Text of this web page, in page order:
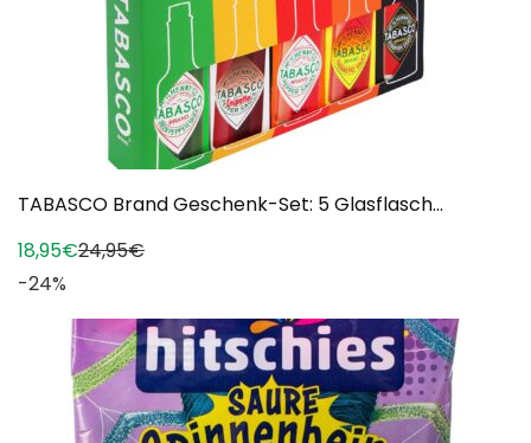
TABASCO Brand Geschenk-Set: 5 Glasflasch...
18,95€24,95€
-24%